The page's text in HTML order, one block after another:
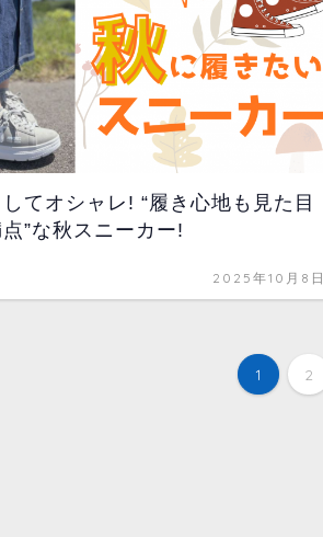
てオシャレ! “履き心地も見た目
点”な秋スニーカー!
2025年10月8日
1 2